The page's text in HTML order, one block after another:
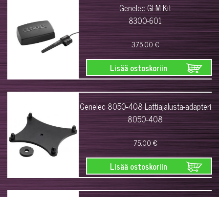
Genelec GLM Kit
8300-601
375.00 €
Lisää ostoskoriin
Genelec 8050-408 Lattiajalusta-adapteri
8050-408
75.00 €
Lisää ostoskoriin